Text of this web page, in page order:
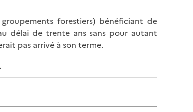
forestiers) bénéficiant de
délai de trente ans sans pour autant
pas arrivé à son terme.